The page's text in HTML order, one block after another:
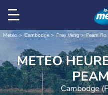
Météo Cambodge Prey Veng Peam Ro
METEO
Cambodge